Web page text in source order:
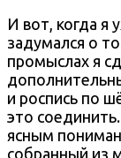
И вот, когда я
задумался о
промыслах я
и роспись по
это
ясным
собранный из